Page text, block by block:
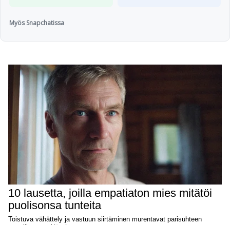
Myös Snapchatissa